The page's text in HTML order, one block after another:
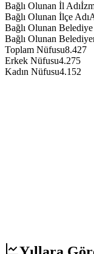
Bağlı Olunan İl Adı
Bağlı Olunan İlçe Adı
Bağlı Olunan Belediye
Bağlı Olunan
Toplam Nüfusu8.427
Erkek Nüfusu4.275
Kadın Nüfusu4.152